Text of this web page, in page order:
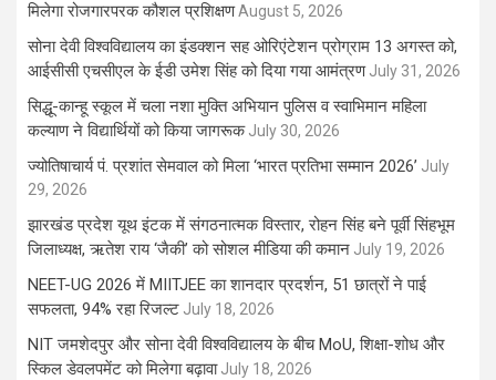
मिलेगा रोजगारपरक कौशल प्रशिक्षणAugust 5, 2026
सोना देवी विश्वविद्यालय का इंडक्शन सह ओरिएंटेशन प्रोग्राम 13 अगस्त को,
आईसीसी एचसीएल के ईडी उमेश सिंह को दिया गया आमंत्रण July 31, 2026
सिद्धू-कान्हू स्कूल में चला नशा मुक्ति अभियान पुलिस व स्वाभिमान महिला
कल्याण ने विद्यार्थियों को किया जागरूक July 30, 2026
ज्योतिषाचार्य पं. प्रशांत सेमवाल को मिला ‘भारत प्रतिभा सम्मान 2026’ July
29, 2026
झारखंड प्रदेश यूथ इंटक में संगठनात्मक विस्तार, रोहन सिंह बने पूर्वी सिंहभूम
जिलाध्यक्ष, ऋतेश राय ‘जैकी’ को सोशल मीडिया की कमान July 19, 2026
NEET-UG 2026 में MIITJEE का शानदार प्रदर्शन, 51 छात्रों ने पाई
सफलता, 94% रहा रिजल्ट July 18, 2026
NIT जमशेदपुर और सोना देवी विश्वविद्यालय के बीच MoU, शिक्षा-शोध और
स्किल डेवलपमेंट को मिलेगा बढ़ावा July 18, 2026